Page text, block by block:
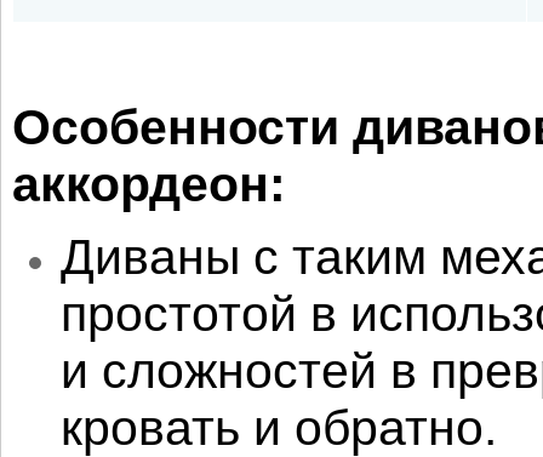
Особенности
аккордеон:
Диваны с таким
простотой в
и сложностей в
кровать и обратно.